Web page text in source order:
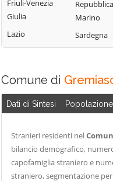
Alessandrino
Bosco Marengo
Bosio
Brignano-
Frascata
Cabella Ligure
Camagna
Monferrato
Camino
Sant'Antonio
Lu e
Malvicino
Masio
Melazzo
Mirabello
Monferrato
Molare
Friuli-Venezia
Giulia
Lazio
Marino
Sardegna
Comune di
Dati di Sintesi Popolazione
Stranieri residenti nel
bilancio demografico,
capofamiglia straniero e
straniero, segmentazione